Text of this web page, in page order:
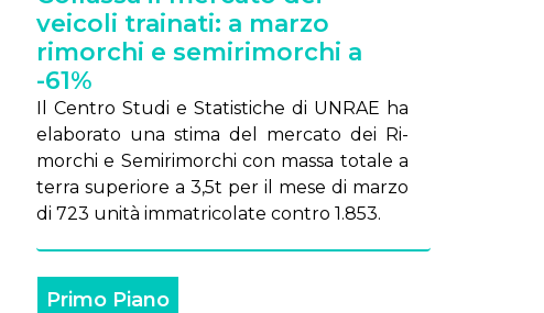
veicoli trainati: a marzo
rimorchi e semirimorchi a
-61%
Il Cen­tro Stu­di e Sta­ti­sti­che di UN­RAE ha
ela­bo­ra­to una sti­ma del mer­ca­to dei Ri­
mor­chi e Se­mi­ri­mor­chi con mas­sa to­ta­le a
ter­ra su­pe­rio­re a 3,5t per il me­se di mar­zo
di 723 uni­tà im­ma­tri­co­la­te con­tro 1.853.
Primo Piano